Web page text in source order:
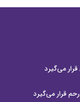
می‌گیرد
قرار می‌گیرد